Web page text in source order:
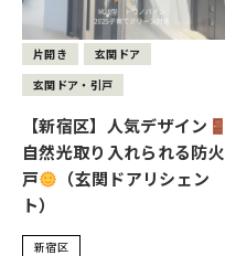
片開き
玄関ドア
玄関ドア・引戸
【新宿区】人気デザイン
自然光取り入れられる防火
戸
（玄関ドアリシェン
ト）
新宿区